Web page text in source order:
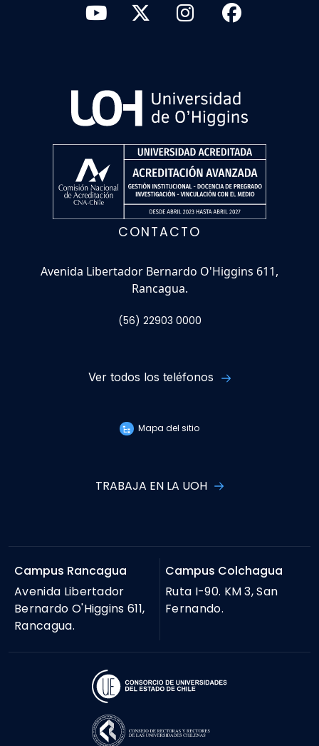
CONTACTO
Avenida Libertador Bernardo O'Higgins 611,
Rancagua.
(56) 22903 0000
Ver todos los teléfonos
Mapa del sitio
TRABAJA EN LA UOH
Campus Rancagua
Avenida Libertador
Bernardo O'Higgins 611,
Rancagua.
Campus Colchagua
Ruta I-90. KM 3, San
Fernando.